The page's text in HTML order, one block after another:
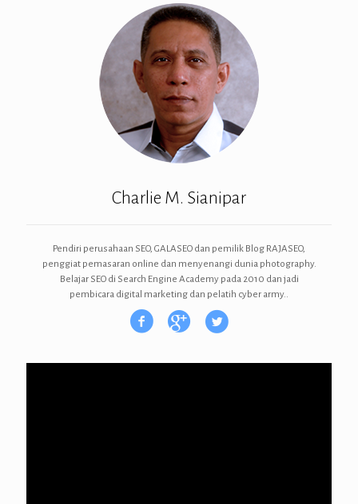
Charlie M. Sianipar
Pendiri perusahaan SEO, GALASEO dan pemilik Blog RAJASEO,
penggiat pemasaran online dan menyenangi dunia photography.
Belajar SEO di Search Engine Academy pada 2010 dan jadi
pembicara digital marketing dan pelatih cyber army..